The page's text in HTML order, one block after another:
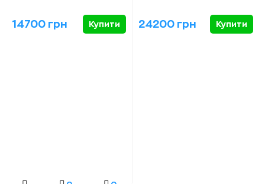
14700 грн Купити 24200 грн Купити